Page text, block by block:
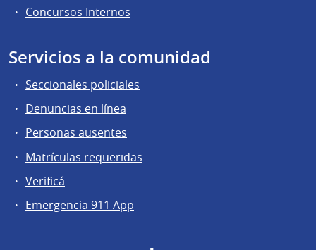
Concursos Internos
Servicios a la comunidad
Seccionales policiales
Denuncias en línea
Personas ausentes
Matrículas requeridas
Verificá
Emergencia 911 App